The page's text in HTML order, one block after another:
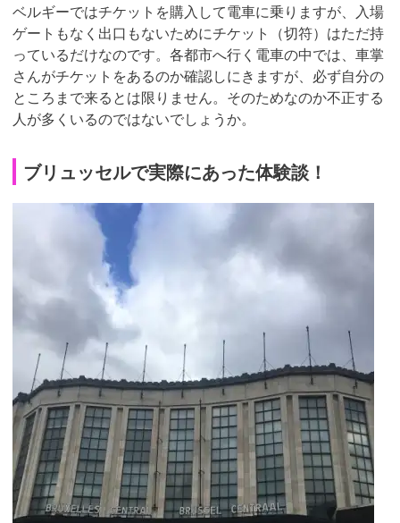
ベルギーではチケットを購入して電車に乗りますが、入場
ゲートもなく出口もないためにチケット（切符）はただ持
っているだけなのです。各都市へ行く電車の中では、車掌
さんがチケットをあるのか確認しにきますが、必ず自分の
ところまで来るとは限りません。そのためなのか不正する
人が多くいるのではないでしょうか。
ブリュッセルで実際にあった体験談！